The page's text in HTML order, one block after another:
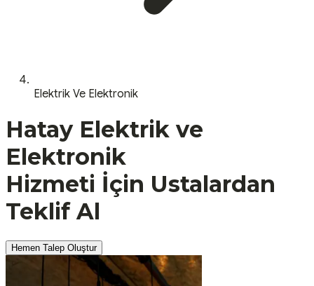
Elektrik Ve Elektronik
Hatay Elektrik ve
Elektronik
Hizmeti İçin Ustalardan
Teklif Al
Hemen Talep Oluştur